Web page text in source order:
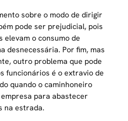
sobre o modo de dirigir
pode ser prejudicial, pois
elevam o consumo de
desnecessária. Por fim, mas
outro problema que pode
funcionários é o extravio de
quando o caminhoneiro
para abastecer
na estrada.